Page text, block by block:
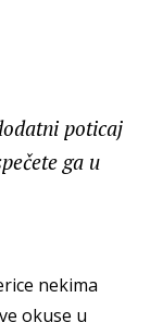
poticaj
ga u
nekima
okuse u